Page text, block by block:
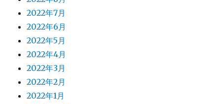
2022年7月
2022年6月
2022年5月
2022年4月
2022年3月
2022年2月
2022年1月